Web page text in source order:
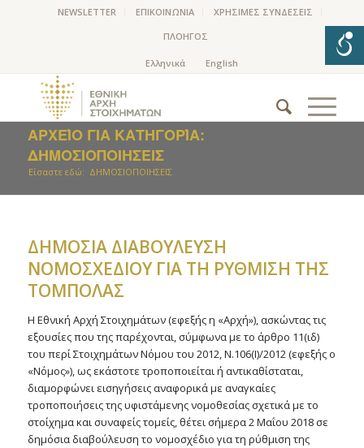
NEWSLETTER ΕΠΙΚΟΙΝΩΝΙΑ
ΧΡΗΣΙΜΕΣ ΣΥΝΔΕΣΕΙΣ
ΠΛΟΗΓΟΣ
ΑΡΧΕΊΟ ΓΙΑ ΚΑΤΗΓΟΡΊΑ:
ΔΗΜΟΣΙΟΠΟΙΗΣΕΙΣ
Είσαστε εδώ: ΔΗΜΟΣΙΟΠΟΙΗΣΕΙΣ
ΔΗΜΟΣΙΑ ΔΙΑΒΟΥΛΕΥΣΗ
ΝΟΜΟΣΧΕΔΙΟΥ ΓΙΑ ΤΗ ΡΥΘΜΙΣΗ ΤΗΣ
ΤΟΜΠΟΛΑΣ
Η Εθνική Αρχή Στοιχημάτων (εφεξής η «Αρχή»), ασκώντας τις
εξουσίες που της παρέχονται, σύμφωνα με το άρθρο 11(ιδ)
του περί Στοιχημάτων Νόμου του 2012, Ν.106(Ι)/2012 (εφεξής ο
«Νόμος»), ως εκάστοτε τροποποιείται ή αντικαθίσταται,
διαμορφώνει εισηγήσεις αναφορικά με αναγκαίες
τροποποιήσεις της υφιστάμενης νομοθεσίας σχετικά με το
στοίχημα και συναφείς τομείς, θέτει σήμερα 2 Μαΐου 2018 σε
δημόσια διαβούλευση το νομοσχέδιο για τη ρύθμιση της